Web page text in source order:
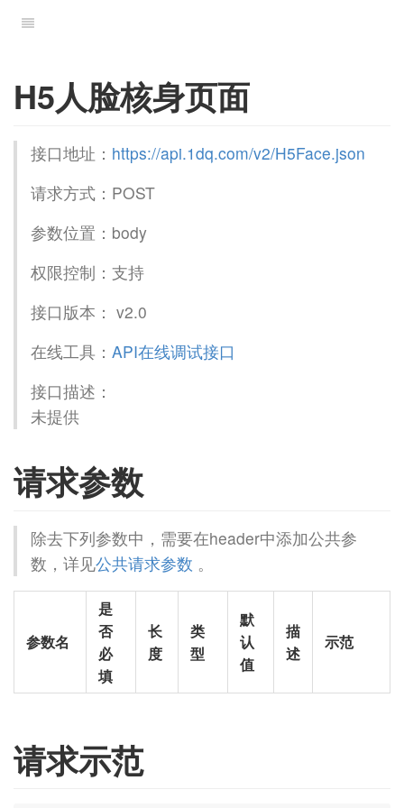
H5人脸核身页面
接口地址： https://api.1dq.com/v2/H5Face.json
请求方式：POST
参数位置：body
权限控制：支持
接口版本： v2.0
在线工具： API在线调试接口
接口描述：
未提供
请求参数
除去下列参数中，需要在header中添加公共参
数，详见公共请求参数 。
参数名
是
否
必
填
长
度
类
型
默
认
值
描
述
示范
请求示范